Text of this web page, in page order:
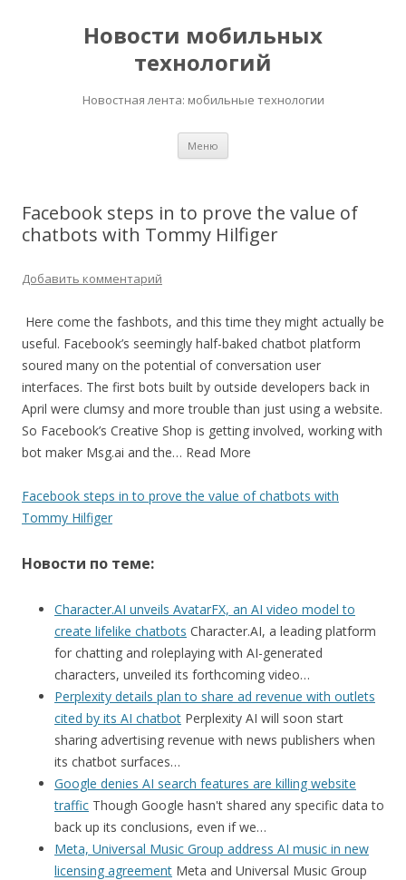
Новости мобильных
технологий
Новостная лента: мобильные технологии
Меню
Facebook steps in to prove the value of
chatbots with Tommy Hilfiger
Добавить комментарий
Here come the fashbots, and this time they might actually be
useful. Facebook’s seemingly half-baked chatbot platform
soured many on the potential of conversation user
interfaces. The first bots built by outside developers back in
April were clumsy and more trouble than just using a website.
So Facebook’s Creative Shop is getting involved, working with
bot maker Msg.ai and the… Read More
Facebook steps in to prove the value of chatbots with
Tommy Hilfiger
Новости по теме:
Character.AI unveils AvatarFX, an AI video model to
create lifelike chatbots Character.AI, a leading platform
for chatting and roleplaying with AI-generated
characters, unveiled its forthcoming video…
Perplexity details plan to share ad revenue with outlets
cited by its AI chatbot Perplexity AI will soon start
sharing advertising revenue with news publishers when
its chatbot surfaces…
Google denies AI search features are killing website
traffic Though Google hasn't shared any specific data to
back up its conclusions, even if we…
Meta, Universal Music Group address AI music in new
licensing agreement Meta and Universal Music Group